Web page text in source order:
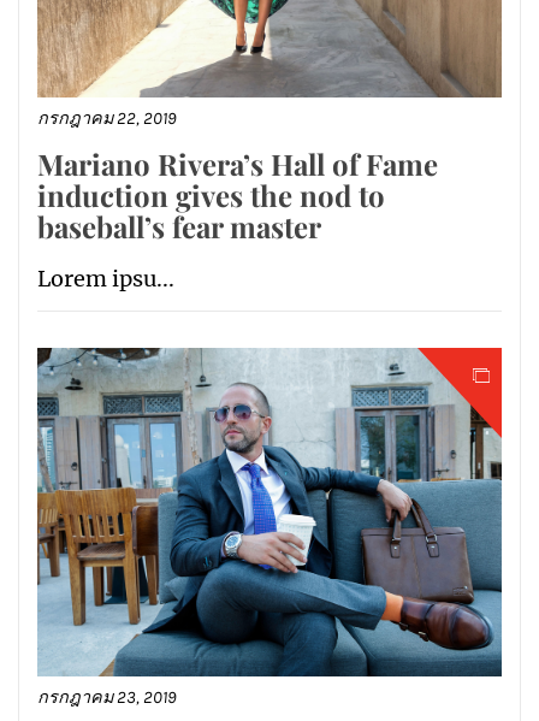
กรกฎาคม 22, 2019
Mariano Rivera’s Hall of Fame
induction gives the nod to
baseball’s fear master
Lorem ipsu...
กรกฎาคม 23, 2019